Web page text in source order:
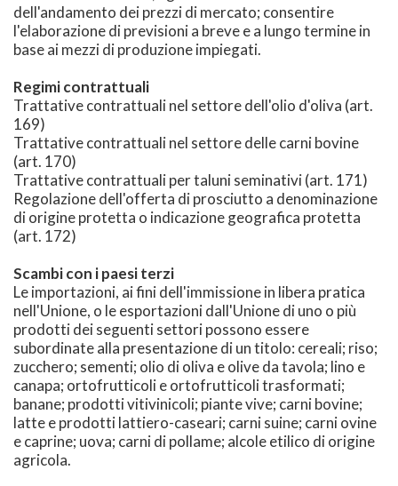
dell'andamento dei prezzi di mercato; consentire
l'elaborazione di previsioni a breve e a lungo termine in
base ai mezzi di produzione impiegati.
Regimi contrattuali
Trattative contrattuali nel settore dell'olio d'oliva (art.
169)
Trattative contrattuali nel settore delle carni bovine
(art. 170)
Trattative contrattuali per taluni seminativi (art. 171)
Regolazione dell'offerta di prosciutto a denominazione
di origine protetta o indicazione geografica protetta
(art. 172)
Scambi con i paesi terzi
Le importazioni, ai fini dell'immissione in libera pratica
nell'Unione, o le esportazioni dall'Unione di uno o più
prodotti dei seguenti settori possono essere
subordinate alla presentazione di un titolo: cereali; riso;
zucchero; sementi; olio di oliva e olive da tavola; lino e
canapa; ortofrutticoli e ortofrutticoli trasformati;
banane; prodotti vitivinicoli; piante vive; carni bovine;
latte e prodotti lattiero-caseari; carni suine; carni ovine
e caprine; uova; carni di pollame; alcole etilico di origine
agricola.